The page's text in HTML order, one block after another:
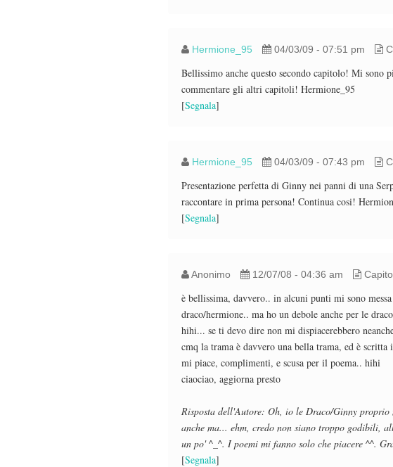
Hermione_95 04/03/09 - 07:51 pm
Bellissimo anche questo secondo capitolo! Mi
commentare gli altri capitoli! Hermione_95
[Segnala]
Hermione_95 04/03/09 - 07:43 pm
Presentazione perfetta di Ginny nei panni di una
raccontare in prima persona! Continua cosi!
[Segnala]
Anonimo 12/07/08 - 04:36 am
è bellissima, davvero.. in alcuni punti mi sono
draco/hermione.. ma ho un debole anche per le
hihi... se ti devo dire non mi dispiacerebbero
cmq la trama è davvero una bella trama, ed è
mi piace, complimenti, e scusa per il poema.. hihi
ciaociao, aggiorna presto
Risposta dell'Autore: Oh, io le Draco/Ginny proprio
anche ma... ehm, credo non siano troppo godibili,
un po' ^_^. I poemi mi fanno solo che piacere ^^.
[Segnala]